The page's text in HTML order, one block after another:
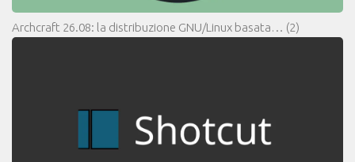
Archcraft 26.08: la distribuzione GNU/Linux basata… (2)